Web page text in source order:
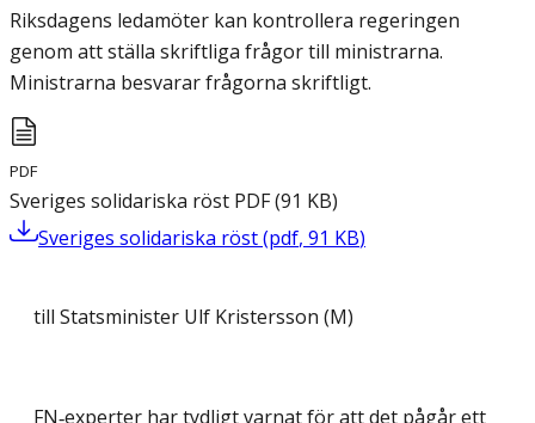
Riksdagens ledamöter kan kontrollera regeringen
genom att ställa skriftliga frågor till ministrarna.
Ministrarna besvarar frågorna skriftligt.
PDF
Sveriges solidariska röst PDF(91 KB)
Sveriges solidariska röst(pdf, 91 KB)
till Statsminister Ulf Kristersson (M)
FN‑experter har tydligt varnat för att det pågår ett